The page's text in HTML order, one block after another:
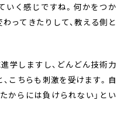
いく感じですね。何かをつか
ってきたりして、教える側と
学しますし、どんどん技術力
こちらも刺激を受けます。自
からには負けられない」とい